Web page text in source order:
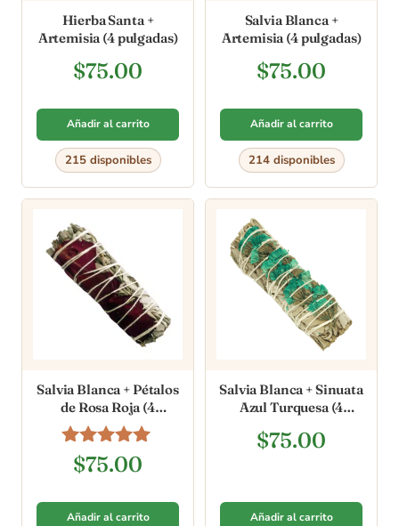
Hierba Santa +
Artemisia (4 pulgadas)
$75.00
Añadir al carrito
215 disponibles
Salvia Blanca +
Artemisia (4 pulgadas)
$75.00
Añadir al carrito
214 disponibles
Salvia Blanca + Pétalos
de Rosa Roja (4
pulgadas)
Valorado en
5.00
$75.00
Añadir al carrito
Salvia Blanca + Sinuata
Azul Turquesa (4
$75.00
Añadir al carrito